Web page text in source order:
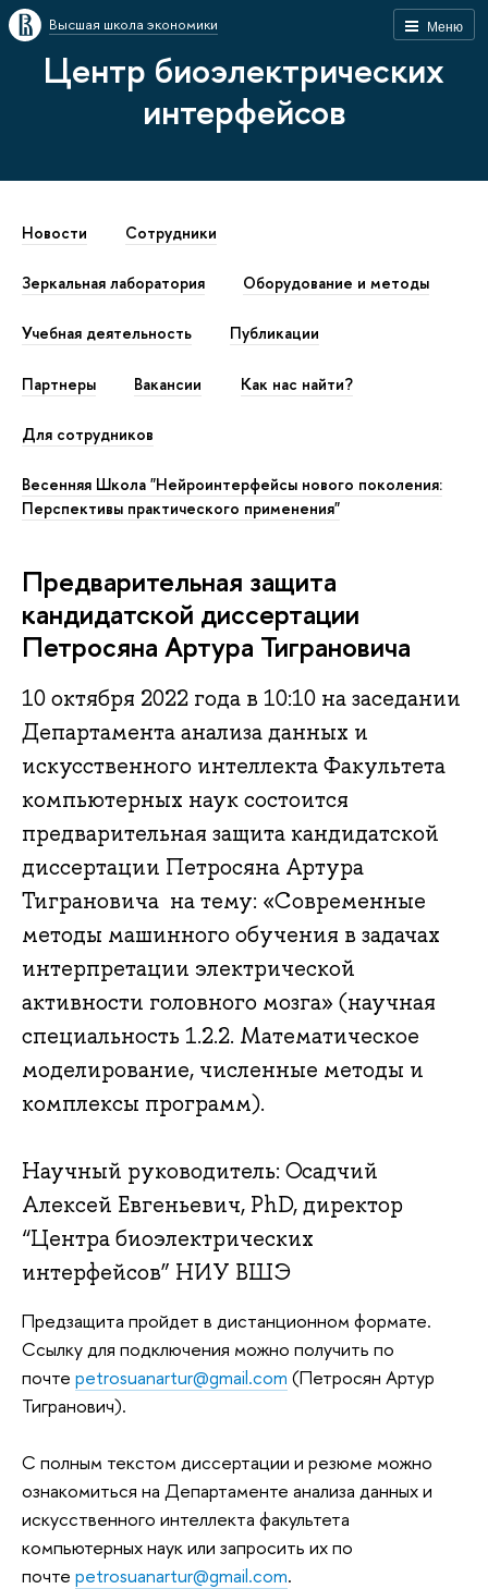
Меню
Высшая школа экономики
Центр биоэлектрических
интерфейсов
Новости Сотрудники
Зеркальная лаборатория Оборудование и методы
Учебная деятельность Публикации
Партнеры Вакансии Как наc найти?
Для сотрудников
Весенняя Школа "Нейроинтерфейсы нового поколения:
Перспективы практического применения"
Предварительная защита
кандидатской диссертации
Петросяна Артура Тиграновича
10 октября 2022 года в 10:10 на заседании
Департамента анализа данных и
искусственного интеллекта Факультета
компьютерных наук состоится
предварительная защита кандидатской
диссертации Петросяна Артура
Тиграновича на тему: «Современные
методы машинного обучения в задачах
интерпретации электрической
активности головного мозга» (научная
специальность 1.2.2. Математическое
моделирование, численные методы и
комплексы программ).
Научный руководитель: Осадчий
Алексей Евгеньевич, PhD, директор
“Центра биоэлектрических
интерфейсов” НИУ ВШЭ
Предзащита пройдет в дистанционном формате.
Ссылку для подключения можно получить по
почте petrosuanartur@gmail.com (Петросян Артур
Тигранович).
С полным текстом диссертации и резюме можно
ознакомиться на Департаменте анализа данных и
искусственного интеллекта факультета
компьютерных наук или запросить их по
почте petrosuanartur@gmail.com.